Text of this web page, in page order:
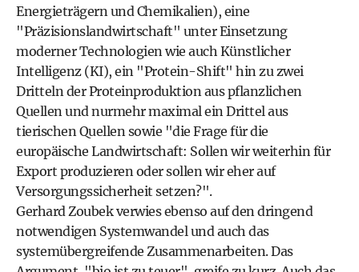
Energieträgern und Chemikalien), eine
"Präzisionslandwirtschaft" unter Einsetzung
moderner Technologien wie auch Künstlicher
Intelligenz (KI), ein "Protein-Shift" hin zu zwei
Dritteln der Proteinproduktion aus pflanzlichen
Quellen und nurmehr maximal ein Drittel aus
tierischen Quellen sowie "die Frage für die
europäische Landwirtschaft: Sollen wir weiterhin für
Export produzieren oder sollen wir eher auf
Versorgungssicherheit setzen?".
Gerhard Zoubek verwies ebenso auf den dringend
notwendigen Systemwandel und auch das
systemübergreifende Zusammenarbeiten. Das